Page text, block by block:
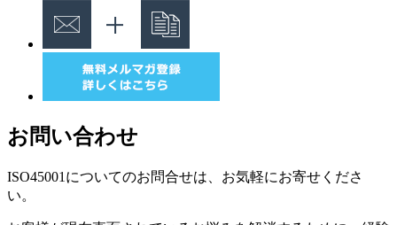
お問い合わせ
ISO45001についてのお問合せは、お気軽にお寄せくださ
い。